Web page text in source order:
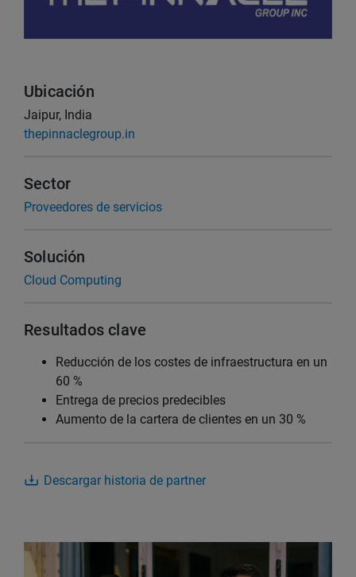
Ubicación
Jaipur, India
thepinnaclegroup.in
Sector
Proveedores de servicios
Solución
Cloud Computing
Resultados clave
Reducción de los costes de infraestructura en un
60 %
Entrega de precios predecibles
Aumento de la cartera de clientes en un 30 %
Descargar historia de partner